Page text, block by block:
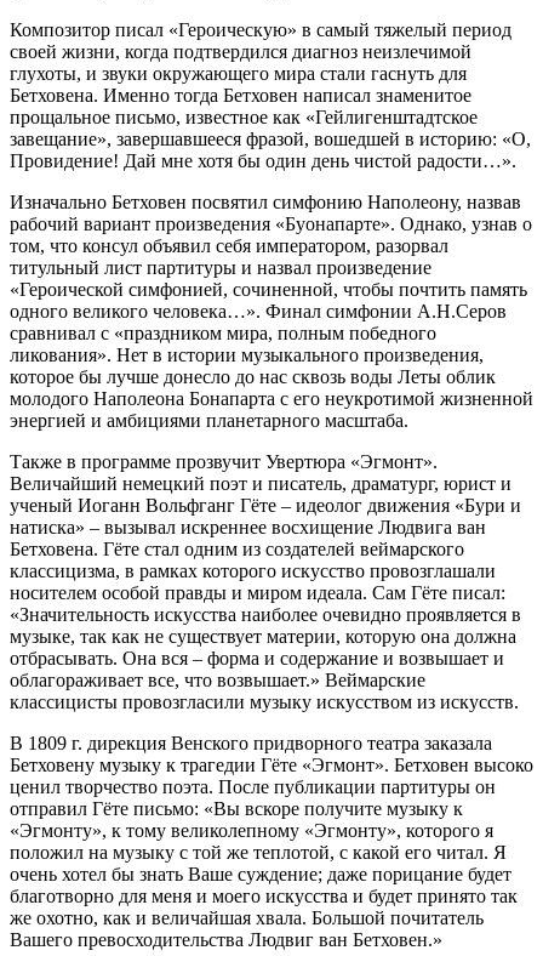
Композитор писал «Героическую» в самый тяжелый период
своей жизни, когда подтвердился диагноз неизлечимой
глухоты, и звуки окружающего мира стали гаснуть для
Бетховена. Именно тогда Бетховен написал знаменитое
прощальное письмо, известное как «Гейлигенштадтское
завещание», завершавшееся фразой, вошедшей в историю: «О,
Провидение! Дай мне хотя бы один день чистой радости…».
Изначально Бетховен посвятил симфонию Наполеону, назвав
рабочий вариант произведения «Буонапарте». Однако, узнав о
том, что консул объявил себя императором, разорвал
титульный лист партитуры и назвал произведение
«Героической симфонией, сочиненной, чтобы почтить память
одного великого человека…». Финал симфонии А.Н.Серов
сравнивал с «праздником мира, полным победного
ликования». Нет в истории музыкального произведения,
которое бы лучше донесло до нас сквозь воды Леты облик
молодого Наполеона Бонапарта с его неукротимой жизненной
энергией и амбициями планетарного масштаба.
Также в программе прозвучит Увертюра «Эгмонт».
Величайший немецкий поэт и писатель, драматург, юрист и
ученый Иоганн Вольфганг Гёте – идеолог движения «Бури и
натиска» – вызывал искреннее восхищение Людвига ван
Бетховена. Гёте стал одним из создателей веймарского
классицизма, в рамках которого искусство провозглашали
носителем особой правды и миром идеала. Сам Гёте писал:
«Значительность искусства наиболее очевидно проявляется в
музыке, так как не существует материи, которую она должна
отбрасывать. Она вся – форма и содержание и возвышает и
облагораживает все, что возвышает.» Веймарские
классицисты провозгласили музыку искусством из искусств.
В 1809 г. дирекция Венского придворного театра заказала
Бетховену музыку к трагедии Гёте «Эгмонт». Бетховен высоко
ценил творчество поэта. После публикации партитуры он
отправил Гёте письмо: «Вы вскоре получите музыку к
«Эгмонту», к тому великолепному «Эгмонту», которого я
положил на музыку с той же теплотой, с какой его читал. Я
очень хотел бы знать Ваше суждение; даже порицание будет
благотворно для меня и моего искусства и будет принято так
же охотно, как и величайшая хвала. Большой почитатель
Вашего превосходительства Людвиг ван Бетховен.»